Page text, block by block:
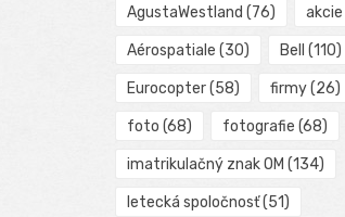
AgustaWestland (76) akcie
Aérospatiale (30) Bell (110)
Eurocopter(58) firmy(26)
foto (68) fotografie (68)
imatrikulačný znak OM (134)
letecká spoločnosť(51)